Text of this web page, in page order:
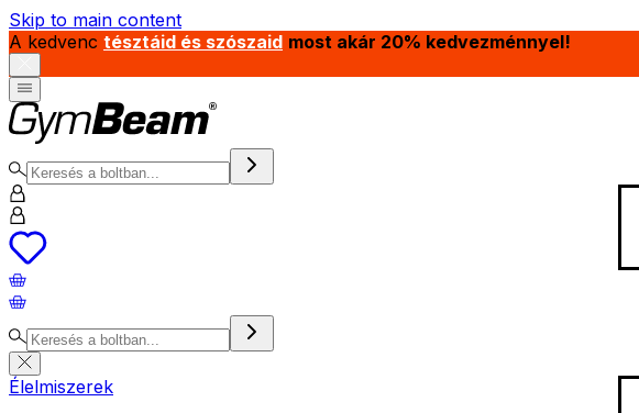
Skip to main content
A kedvenc tésztáid és szószaid most akár 20% kedvezménnyel!
Élelmiszerek